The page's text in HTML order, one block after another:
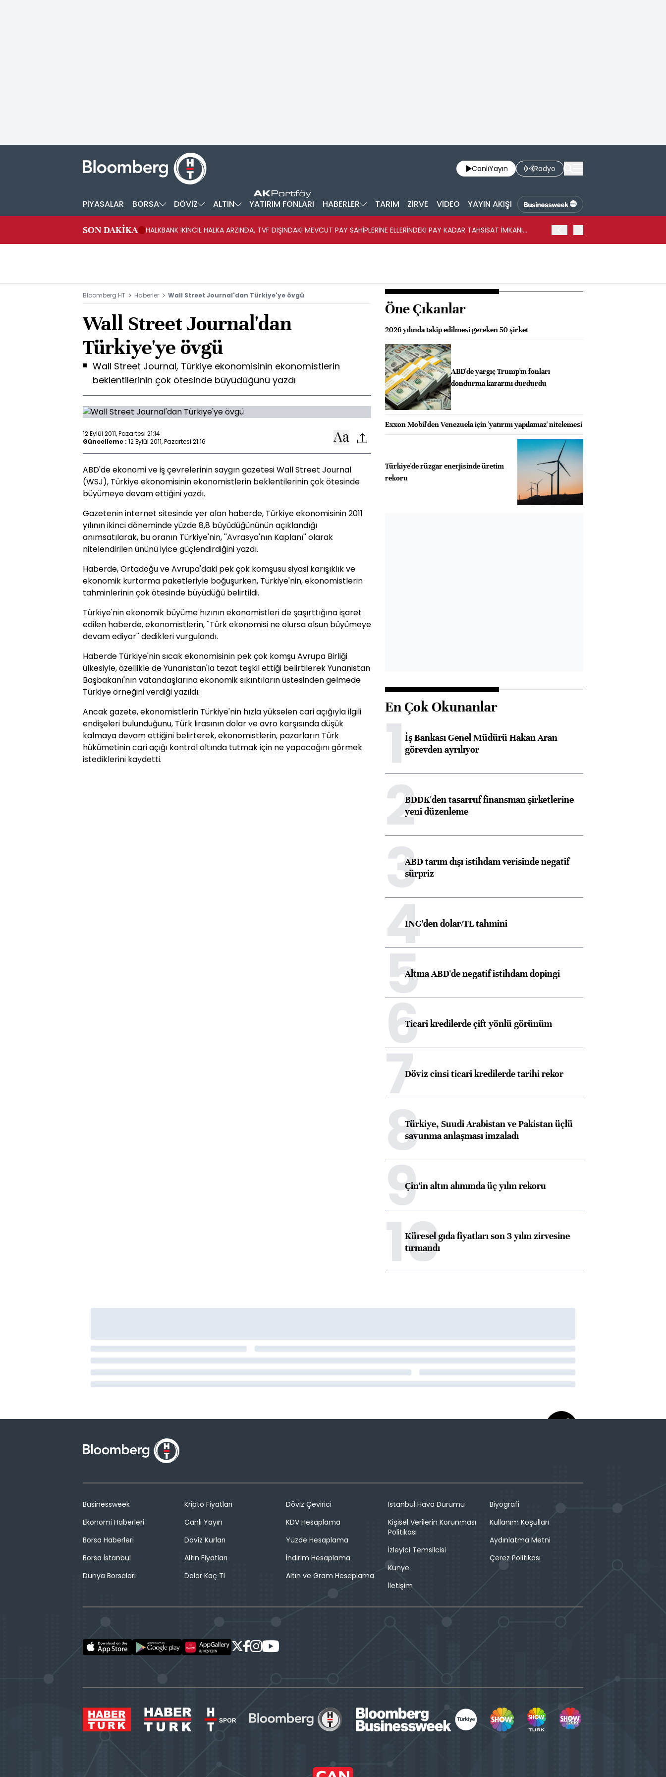
CanlıYayın Radyo
PİYASALAR BORSA DÖVİZ ALTIN YATIRIM FONLARI HABERLER TARIM ZİRVE VİDEO YAYIN AKIŞI
SON DAKİKA
HALKBANK İKİNCİL HALKA ARZINDA, TVF DIŞINDAKİ MEVCUT PAY SAHİPLERİNE ELLERİNDEKİ PAY KADAR TAHSİSAT İMKANI
Bloomberg HT Haberler Wall Street Journal'dan Türkiye'ye övgü
Wall Street Journal'dan
Türkiye'ye övgü
Wall Street Journal, Türkiye ekonomisinin ekonomistlerin
beklentilerinin çok ötesinde büyüdüğünü yazdı
12 Eylül 2011, Pazartesi 21:14
Güncelleme : 12 Eylül 2011, Pazartesi 21:16
ABD'de ekonomi ve iş çevrelerinin saygın gazetesi Wall Street Journal
(WSJ), Türkiye ekonomisinin ekonomistlerin beklentilerinin çok ötesinde
büyümeye devam ettiğini yazdı.
Gazetenin internet sitesinde yer alan haberde, Türkiye ekonomisinin 2011
yılının ikinci döneminde yüzde 8,8 büyüdüğününün açıklandığı
anımsatılarak, bu oranın Türkiye'nin, ''Avrasya'nın Kaplanı'' olarak
nitelendirilen ününü iyice güçlendirdiğini yazdı.
Haberde, Ortadoğu ve Avrupa'daki pek çok komşusu siyasi karışıklık ve
ekonomik kurtarma paketleriyle boğuşurken, Türkiye'nin, ekonomistlerin
tahminlerinin çok ötesinde büyüdüğü belirtildi.
Türkiye'nin ekonomik büyüme hızının ekonomistleri de şaşırttığına işaret
edilen haberde, ekonomistlerin, ''Türk ekonomisi ne olursa olsun büyümeye
devam ediyor'' dedikleri vurgulandı.
Haberde Türkiye'nin sıcak ekonomisinin pek çok komşu Avrupa Birliği
ülkesiyle, özellikle de Yunanistan'la tezat teşkil ettiği belirtilerek Yunanistan
Başbakanı'nın vatandaşlarına ekonomik sıkıntıların üstesinden gelmede
Türkiye örneğini verdiği yazıldı.
Ancak gazete, ekonomistlerin Türkiye'nin hızla yükselen cari açığıyla ilgili
endişeleri bulunduğunu, Türk lirasının dolar ve avro karşısında düşük
kalmaya devam ettiğini belirterek, ekonomistlerin, pazarların Türk
hükümetinin cari açığı kontrol altında tutmak için ne yapacağını görmek
istediklerini kaydetti.
Öne Çıkanlar
2026 yılında takip edilmesi gereken 50 şirket
ABD'de yargıç Trump'ın fonları
dondurma kararını durdurdu
Exxon Mobil'den Venezuela için 'yatırım yapılamaz' nitelemesi
Türkiye'de rüzgar enerjisinde üretim
rekoru
En Çok Okunanlar
1İş Bankası Genel Müdürü Hakan Aran
görevden ayrılıyor
2BDDK'den tasarruf finansman şirketlerine
yeni düzenleme
3ABD tarım dışı istihdam verisinde negatif
sürpriz
4ING'den dolar/TL tahmini
5Altına ABD'de negatif istihdam dopingi
6Ticari kredilerde çift yönlü görünüm
7Döviz cinsi ticari kredilerde tarihi rekor
8Türkiye, Suudi Arabistan ve Pakistan üçlü
savunma anlaşması imzaladı
9Çin'in altın alımında üç yılın rekoru
10
Küresel gıda fiyatları son 3 yılın zirvesine
tırmandı
Businessweek
Ekonomi Haberleri
Borsa Haberleri
Borsa İstanbul
Dünya Borsaları
Kripto Fiyatları
Canlı Yayın
Döviz Kurları
Altın Fiyatları
Dolar Kaç Tl
Döviz Çevirici
KDV Hesaplama
Yüzde Hesaplama
İndirim Hesaplama
Altın ve Gram Hesaplama
İstanbul Hava Durumu
Kişisel Verilerin Korunması
Politikası
İzleyici Temsilcisi
Künye
İletişim
Biyografi
Kullanım Koşulları
Aydınlatma Metni
Çerez Politikası